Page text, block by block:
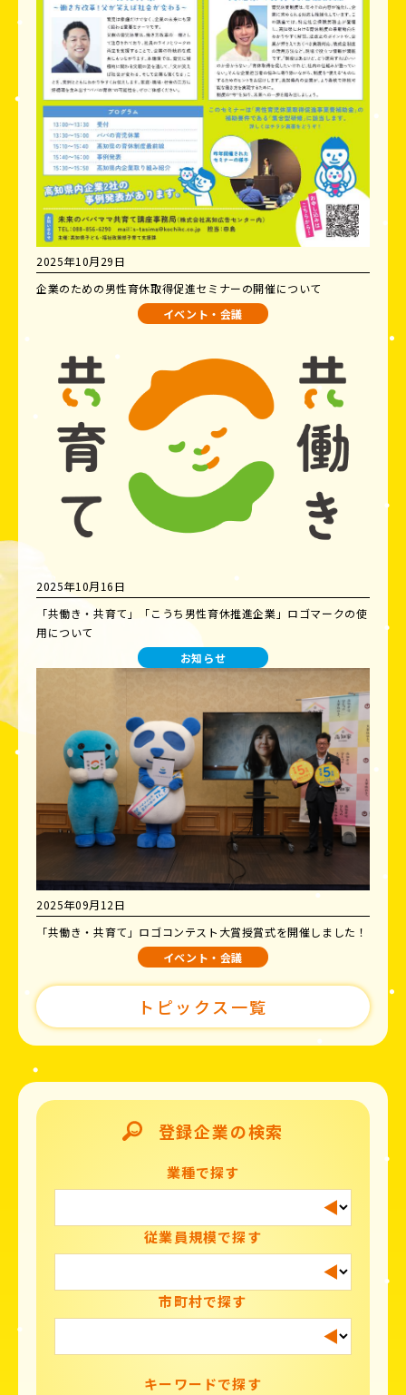
2025年10月29日
企業のための男性育休取得促進セミナーの開催について
イベント・会議
2025年10月16日
「共働き・共育て」「こうち男性育休推進企業」ロゴマークの使
用について
お知らせ
2025年09月12日
「共働き・共育て」ロゴコンテスト大賞授賞式を開催しました！
イベント・会議
トピックス一覧
登録企業の検索
業種で探す
従業員規模で探す
市町村で探す
キーワードで探す